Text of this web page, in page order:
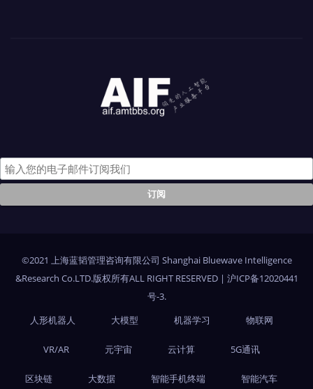
©2021 上海蓝韬管理咨询有限公司 Shanghai Bluewave Intelligence
&Research Co.LTD.版权所有ALL RIGHT RESERVED | 沪ICP备12020441
号-3.
人形机器人
大模型 机器学习 物联网
VR/AR 元宇宙 云计算 5G通讯
区块链 大数据 智能手机终端 智能汽车